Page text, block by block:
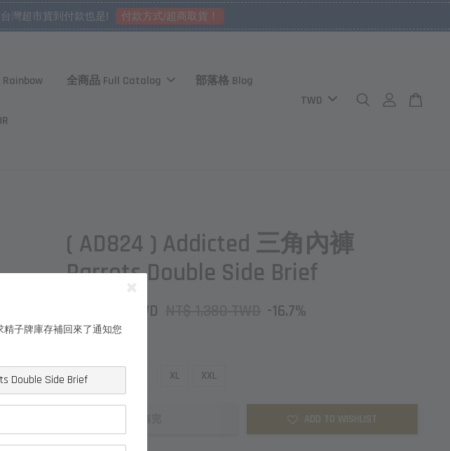
灣超市貨到付款也是! 付款方式/超商取貨！
全商品 Full Catalog 部落格 Blog
( AD824 ) Addicted 三角內褲
Parrots Double Side Brief
NT$ 1,150 TWD -16.7%
S
XL XXL
ADD TO WISHLIST
子牌庫存補回來了通知您